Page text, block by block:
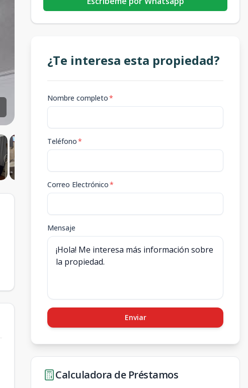
¿Te interesa esta propiedad?
Nombre completo*
Teléfono*
Correo Electrónico*
Mensaje
Enviar
Calculadora de Préstamos